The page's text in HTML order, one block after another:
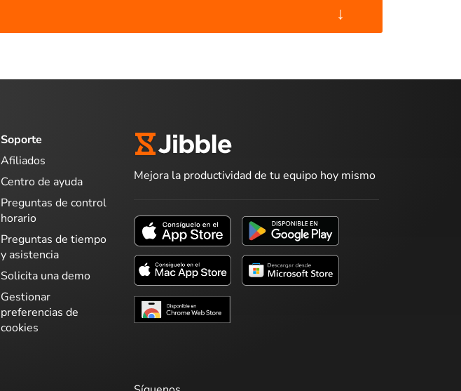
↓
Soporte
Afiliados
Centro de ayuda
Preguntas de control
horario
Preguntas de tiempo
y asistencia
Solicita una demo
Gestionar
preferencias de
cookies
Mejora la productividad de tu equipo hoy mismo